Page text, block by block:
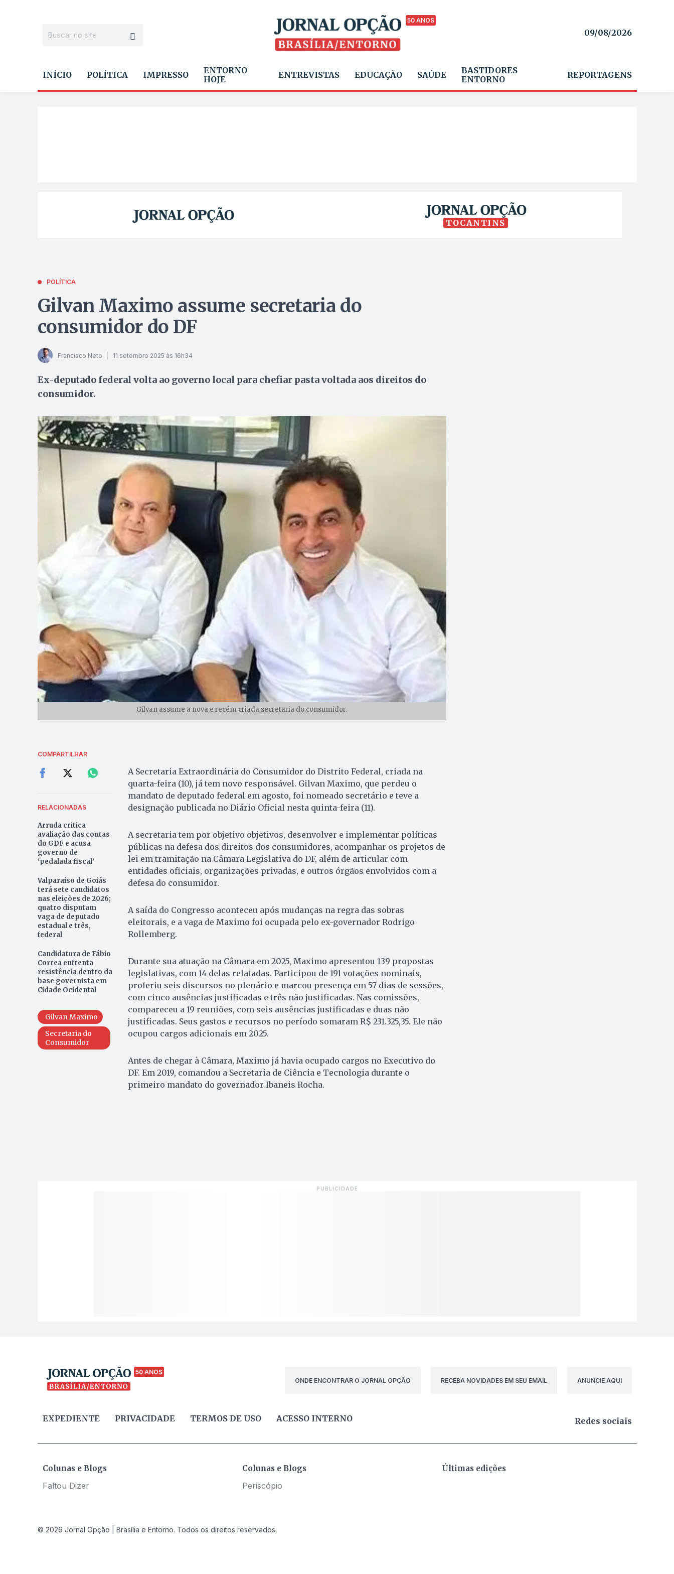
50 ANOS
09/08/2026
INÍCIO POLÍTICA IMPRESSO
ENTORNO
HOJE
ENTREVISTAS EDUCAÇÃO SAÚDE
BASTIDORES
ENTORNO
REPORTAGENS
TOCANTINS
POLÍTICA
Gilvan Maximo assume secretaria do
consumidor do DF
Francisco Neto 11 setembro 2025 às 16h34
Ex-deputado federal volta ao governo local para chefiar pasta voltada aos direitos do
consumidor.
Gilvan assume a nova e recém criada secretaria do consumidor.
COMPARTILHAR
RELACIONADAS
Arruda critica
avaliação das contas
do GDF e acusa
governo de
‘pedalada fiscal’
Valparaíso de Goiás
terá sete candidatos
nas eleições de 2026;
quatro disputam
vaga de deputado
estadual e três,
federal
Candidatura de Fábio
Correa enfrenta
resistência dentro da
base governista em
Cidade Ocidental
Gilvan Maximo
Secretaria do
Consumidor
A Secretaria Extraordinária do Consumidor do Distrito Federal, criada na
quarta-feira (10), já tem novo responsável. Gilvan Maximo, que perdeu o
mandato de deputado federal em agosto, foi nomeado secretário e teve a
designação publicada no Diário Oficial nesta quinta-feira (11).
A secretaria tem por objetivo objetivos, desenvolver e implementar políticas
públicas na defesa dos direitos dos consumidores, acompanhar os projetos de
lei em tramitação na Câmara Legislativa do DF, além de articular com
entidades oficiais, organizações privadas, e outros órgãos envolvidos com a
defesa do consumidor.
A saída do Congresso aconteceu após mudanças na regra das sobras
eleitorais, e a vaga de Maximo foi ocupada pelo ex-governador Rodrigo
Rollemberg.
Durante sua atuação na Câmara em 2025, Maximo apresentou 139 propostas
legislativas, com 14 delas relatadas. Participou de 191 votações nominais,
proferiu seis discursos no plenário e marcou presença em 57 dias de sessões,
com cinco ausências justificadas e três não justificadas. Nas comissões,
compareceu a 19 reuniões, com seis ausências justificadas e duas não
justificadas. Seus gastos e recursos no período somaram R$ 231.325,35. Ele não
ocupou cargos adicionais em 2025.
Antes de chegar à Câmara, Maximo já havia ocupado cargos no Executivo do
DF. Em 2019, comandou a Secretaria de Ciência e Tecnologia durante o
primeiro mandato do governador Ibaneis Rocha.
50 ANOS
ONDE ENCONTRAR O JORNAL OPÇÃO
RECEBA NOVIDADES EM SEU EMAIL ANUNCIE AQUI
EXPEDIENTE PRIVACIDADE TERMOS DE USO ACESSO INTERNO Redes sociais
Colunas e Blogs
Faltou Dizer
Colunas e Blogs
Periscópio
Últimas edições
© 2026 Jornal Opção | Brasília e Entorno. Todos os direitos reservados.